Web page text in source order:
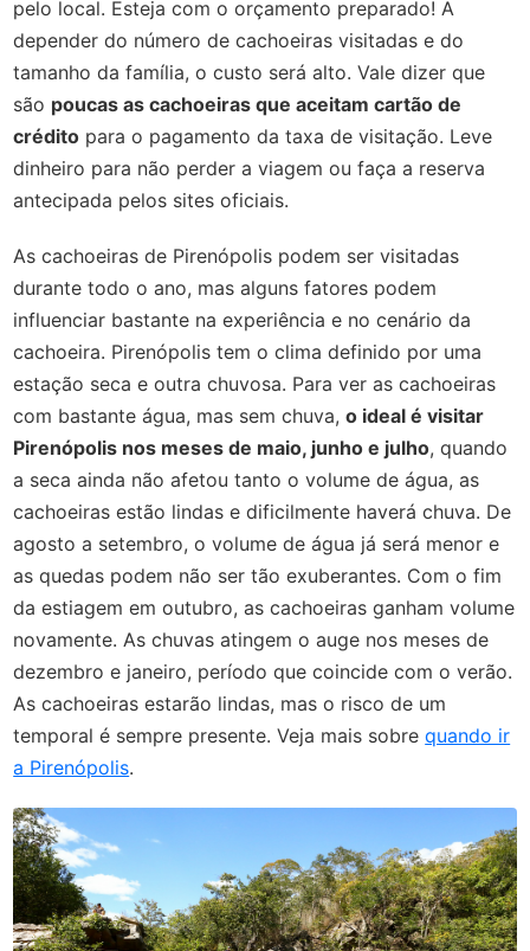
pelo local. Esteja com o orçamento preparado! A
depender do número de cachoeiras visitadas e do
tamanho da família, o custo será alto. Vale dizer que
são poucas as cachoeiras que aceitam cartão de
crédito para o pagamento da taxa de visitação. Leve
dinheiro para não perder a viagem ou faça a reserva
antecipada pelos sites oficiais.
As cachoeiras de Pirenópolis podem ser visitadas
durante todo o ano, mas alguns fatores podem
influenciar bastante na experiência e no cenário da
cachoeira. Pirenópolis tem o clima definido por uma
estação seca e outra chuvosa. Para ver as cachoeiras
com bastante água, mas sem chuva,o ideal é visitar
Pirenópolis nos meses de maio, junho e julho, quando
a seca ainda não afetou tanto o volume de água, as
cachoeiras estão lindas e dificilmente haverá chuva. De
agosto a setembro, o volume de água já será menor e
as quedas podem não ser tão exuberantes. Com o fim
da estiagem em outubro, as cachoeiras ganham volume
novamente. As chuvas atingem o auge nos meses de
dezembro e janeiro, período que coincide com o verão.
As cachoeiras estarão lindas, mas o risco de um
temporal é sempre presente. Veja mais sobrequando ir
a Pirenópolis.